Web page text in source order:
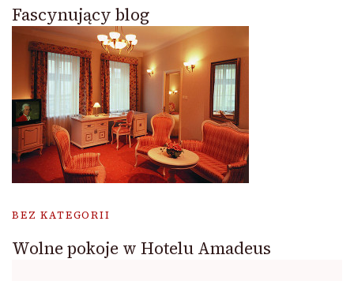
Fascynujący blog
BEZ KATEGORII
Wolne pokoje w Hotelu Amadeus